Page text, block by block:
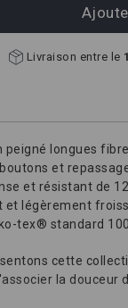
Livraison entre le
peigné longues
et
et résistant de
et légèrement
tex® standard 100
cette
la douceur